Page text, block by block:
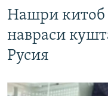
Нашри китоб
навраси
Русия